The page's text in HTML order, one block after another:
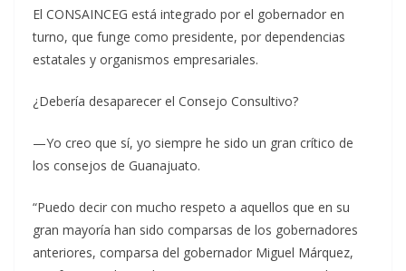
El CONSAINCEG está integrado por el gobernador en
turno, que funge como presidente, por dependencias
estatales y organismos empresariales.
¿Debería desaparecer el Consejo Consultivo?
—Yo creo que sí, yo siempre he sido un gran crítico de
los consejos de Guanajuato.
“Puedo decir con mucho respeto a aquellos que en su
gran mayoría han sido comparsas de los gobernadores
anteriores, comparsa del gobernador Miguel Márquez,